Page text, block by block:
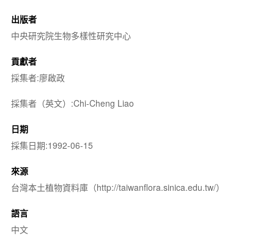
出版者
中央研究院生物多樣性研究中心
貢獻者
採集者:廖啟政
採集者（英文）:Chi-Cheng Liao
日期
採集日期:1992-06-15
來源
台灣本土植物資料庫（http://taiwanflora.sinica.edu.tw/）
語言
中文